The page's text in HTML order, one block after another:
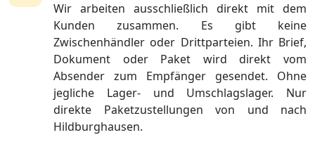
Wir arbeiten ausschließlich direkt mit dem
Kunden zusammen. Es gibt keine
Zwischenhändler oder Drittparteien. Ihr Brief,
Dokument oder Paket wird direkt vom
Absender zum Empfänger gesendet. Ohne
jegliche Lager- und Umschlagslager. Nur
direkte Paketzustellungen von und nach
Hildburghausen.